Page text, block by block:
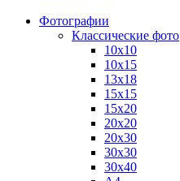
Фотографии
Классические фото
10х10
10х15
13х18
15х15
15х20
20х20
20х30
30х30
30х40